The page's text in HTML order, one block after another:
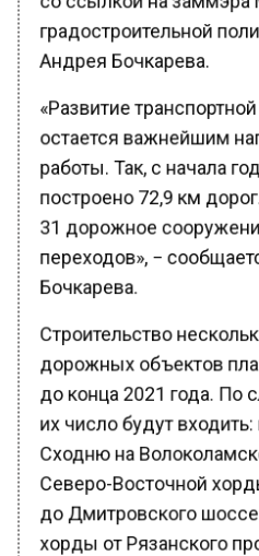
градостроительной
Андрея Бочкарева.
«Развитие
остается важнейшим
работы. Так, с начала
построено 72,9 км
31 дорожное
переходов», −
Бочкарева.
Строительство
дорожных объектов
до конца 2021 года. По
их число будут
Сходню на
Северо-Восточной
до Дмитровского
хорды от Рязанского